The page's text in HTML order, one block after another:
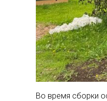
Во время сборки